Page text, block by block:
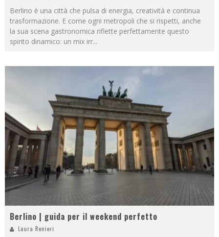
Berlino è una città che pulsa di energia, creatività e continua
trasformazione. E come ogni metropoli che si rispetti, anche
la sua scena gastronomica riflette perfettamente questo
spirito dinamico: un mix irr...
Berlino | guida per il weekend perfetto
Laura Renieri